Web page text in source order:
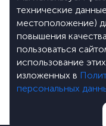
технические
местоположение)
повышения
пользоваться
использование
изложенных в
персональных